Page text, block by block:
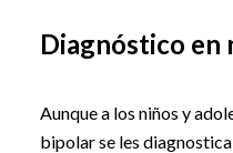
Diagnóstico en
Aunque a los niños y
bipolar se les